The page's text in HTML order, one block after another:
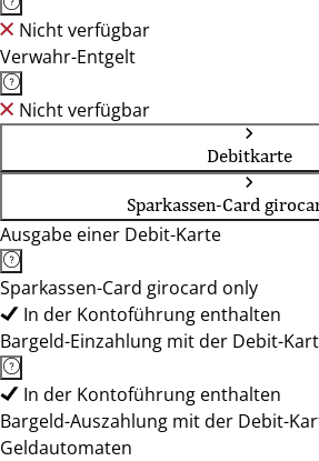
Nicht verfügbar
Verwahr-Entgelt
Nicht verfügbar
Debitkarte
Sparkassen-Card
Ausgabe einer Debit-Karte
Sparkassen-Card girocard only
In der Kontoführung enthalten
Bargeld-Einzahlung mit der Debit-
In der Kontoführung enthalten
Bargeld-Auszahlung mit der Debit-
Geldautomaten